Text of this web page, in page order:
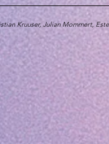
Kruuser, Julian Mommert,